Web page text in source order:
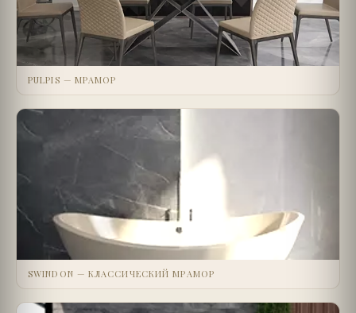
PULPIS — МРАМОР
SWINDON — КЛАССИЧЕСКИЙ МРАМОР